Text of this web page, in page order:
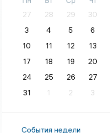
27
28 29 30
3
4 5 6
10
11 12 13
17
18 19 20
24
25 26 27
31
1 2 3
События недели